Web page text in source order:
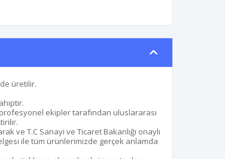
üretilir.
ekipler tarafından uluslararası
ve T.C Sanayi ve Ticaret Bakanlığı onaylı
ile tüm ürünlerimizde gerçek anlamda